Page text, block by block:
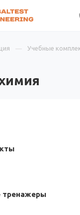
Учебные
тренажеры